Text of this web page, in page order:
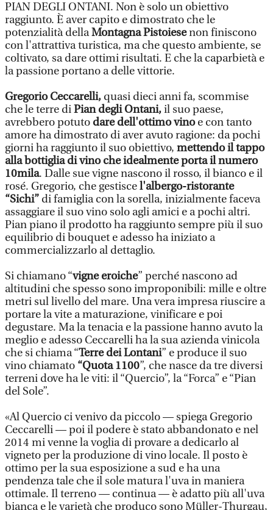
PIAN DEGLI ONTANI. Non è solo un obiettivo
raggiunto. È aver capito e dimostrato che le
potenzialità dellaMontagna Pistoiesenon finiscono
con l'attrattiva turistica, ma che questo ambiente, se
coltivato, sa dare ottimi risultati. E che la caparbietà e
la passione portano a delle vittorie.
Gregorio Ceccarelli, quasi dieci anni fa, scommise
che le terre diPian degli Ontani,il suo paese,
avrebbero potuto dare dell'ottimo vinoe con tanto
amore ha dimostrato di aver avuto ragione: da pochi
giorni ha raggiunto il suo obiettivo, mettendo il tappo
alla bottiglia di vino che idealmente porta il numero
10mila. Dalle sue vigne nascono il rosso, il bianco e il
rosé. Gregorio, che gestiscel'albergo-ristorante
“Sichi” di famiglia con la sorella, inizialmente faceva
assaggiare il suo vino solo agli amici e a pochi altri.
Pian piano il prodotto ha raggiunto sempre più il suo
equilibrio di bouquet e adesso ha iniziato a
commercializzarlo al dettaglio.
Si chiamano “vigne eroiche” perché nascono ad
altitudini che spesso sono improponibili: mille e oltre
metri sul livello del mare. Una vera impresa riuscire a
portare la vite a maturazione, vinificare e poi
degustare. Ma la tenacia e la passione hanno avuto la
meglio e adesso Ceccarelli ha la sua azienda vinicola
che si chiama “Terre dei Lontani” e produce il suo
vino chiamato “Quota 1100”, che nasce da tre diversi
terreni dove ha le viti: il “Quercio”, la “Forca” e “Pian
del Sole”.
«Al Quercio ci venivo da piccolo — spiega Gregorio
Ceccarelli — poi il podere è stato abbandonato e nel
2014 mi venne la voglia di provare a dedicarlo al
vigneto per la produzione di vino locale. Il posto è
ottimo per la sua esposizione a sud e ha una
pendenza tale che il sole matura l'uva in maniera
ottimale. Il terreno — continua — è adatto più all'uva
bianca e le varietà che produco sono Müller-Thurgau,